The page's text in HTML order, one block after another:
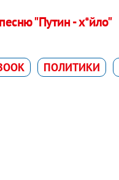
"Путин - х*йло"
ПОЛИТИКИ